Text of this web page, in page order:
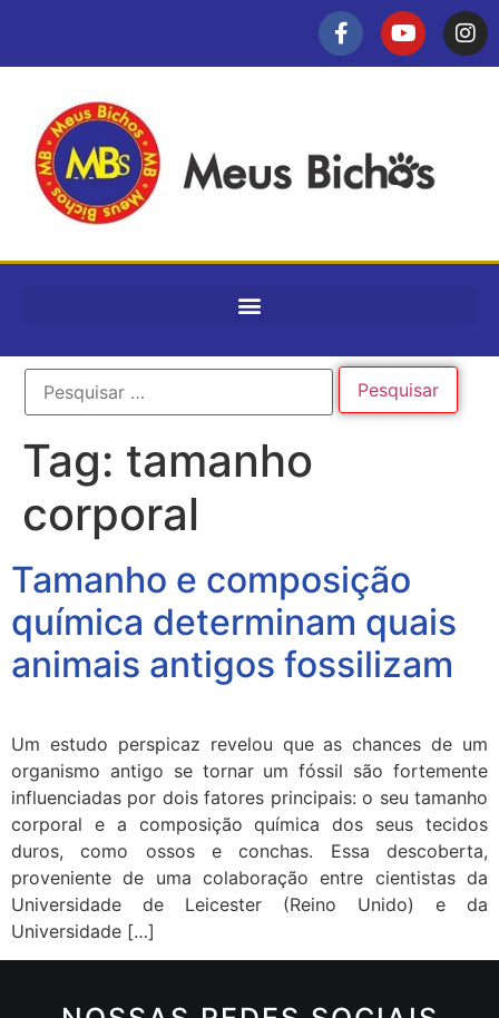
Tag: tamanho
corporal
Tamanho e composição
química determinam quais
animais antigos fossilizam
Um estudo perspicaz revelou que as chances de um
organismo antigo se tornar um fóssil são fortemente
influenciadas por dois fatores principais: o seu tamanho
corporal e a composição química dos seus tecidos
duros, como ossos e conchas. Essa descoberta,
proveniente de uma colaboração entre cientistas da
Universidade de Leicester (Reino Unido) e da
Universidade […]